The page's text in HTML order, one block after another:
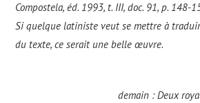
Compostela, éd. 1993, t. III, doc. 91, p. 148-
Si quelque latiniste veut se mettre à
du texte, ce serait une belle œuvre.
demain : Deux